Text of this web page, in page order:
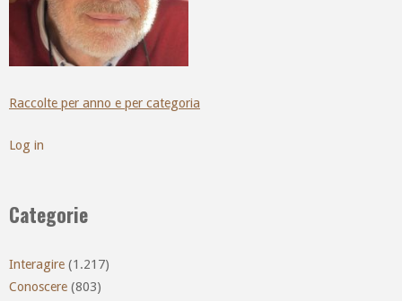
Raccolte per anno e per categoria
Log in
Categorie
Interagire (1.217)
Conoscere (803)